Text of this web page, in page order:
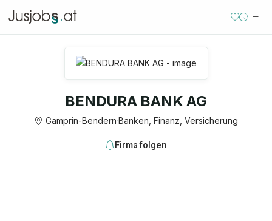
BENDURA BANK AG
Gamprin-Bendern·Banken, Finanz, Versicherung
Firma folgen